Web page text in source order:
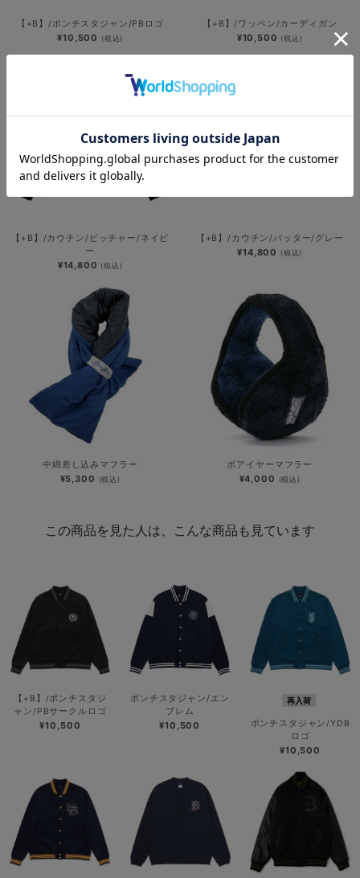
【+B】/ポンチスタジャン/PBロゴ
¥10,500 (税込)
【+B】/ワッペン/カーディガン
¥10,500 (税込)
【+B】/カウチン/ピッチャー/ネイビ
ー
¥14,800 (税込)
【+B】/カウチン/バッター/グレー
¥14,800 (税込)
中綿差し込みマフラー
¥5,300 (税込)
ボアイヤーマフラー
¥4,000 (税込)
この商品を見た人は、こんな商品も見ています
【+B】/ポンチスタジ
ャン/PBサークルロゴ
¥10,500
ポンチスタジャン/エン
ブレム
¥10,500
再入荷
ポンチスタジャン/YDB
ロゴ
¥10,500